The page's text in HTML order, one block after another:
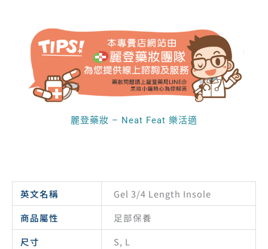
麗登藥妝 – Neat Feat 樂活適
英文名稱
Gel 3/4 Length Insole
商品屬性
足部保養
尺寸
S, L